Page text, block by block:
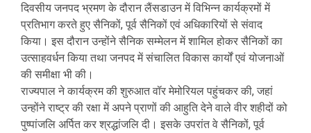
दिवसीय जनपद भ्रमण के दौरान लैंसडाउन में विभिन्न कार्यक्रमों में
प्रतिभाग करते हुए सैनिकों, पूर्व सैनिकों एवं अधिकारियों से संवाद
किया। इस दौरान उन्होंने सैनिक सम्मेलन में शामिल होकर सैनिकों का
उत्साहवर्धन किया तथा जनपद में संचालित विकास कार्यों एवं योजनाओं
की समीक्षा भी की।
राज्यपाल ने कार्यक्रम की शुरुआत वॉर मेमोरियल पहुंचकर की, जहां
उन्होंने राष्ट्र की रक्षा में अपने प्राणों की आहुति देने वाले वीर शहीदों को
पुष्पांजलि अर्पित कर श्रद्धांजलि दी। इसके उपरांत वे सैनिकों, पूर्व